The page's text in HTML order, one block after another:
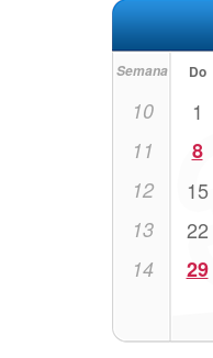
Semana Do
10 1
11 8
12 15
13 22
14 29